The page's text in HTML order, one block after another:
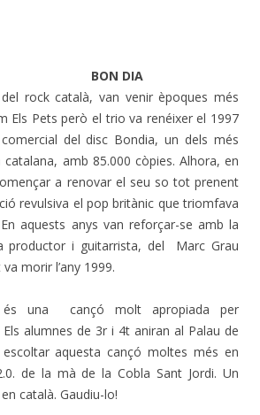
BON DIA
rock català, van venir èpoques més
Els Pets però el trio va renéixer el 1997
comercial del disc Bondia, un dels més
amb 85.000 còpies. Alhora, en
a renovar el seu so tot prenent
revulsiva el pop britànic que triomfava
aquests anys van reforçar-se amb la
productor i guitarrista, del Marc Grau
morir l’any 1999.
és una cançó molt apropiada per
alumnes de 3r i 4t aniran al Palau de
aquesta cançó moltes més en
de la mà de la Cobla Sant Jordi. Un
català. Gaudiu-lo!